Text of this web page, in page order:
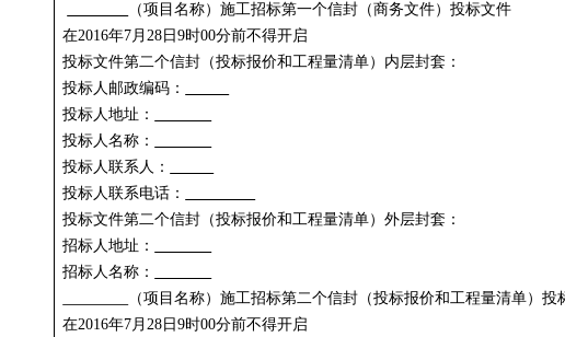
（项目名称）施工招标第一个信封（商务文件）投标文件
在2016年7月28 日9时00分前不得开启
投标文件第二个信封（投标报价和工程量清单）内层封套：
投标人邮政编码：
投标人地址：
投标人名称：
投标人联系人：
投标人联系电话：
投标文件第二个信封（投标报价和工程量清单）外层封套：
招标人地址：
招标人名称：
（项目名称）施工招标第二个信封（投标报价和工程量清单）投
在2016年7月28 日9时00分前不得开启